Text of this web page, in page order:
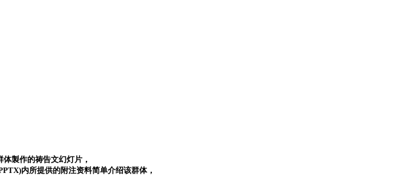
製作的祷告文幻灯片，
内所提供的附注资料简单介绍该群体，